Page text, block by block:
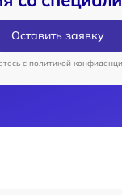
Оставить заявку
c политикой